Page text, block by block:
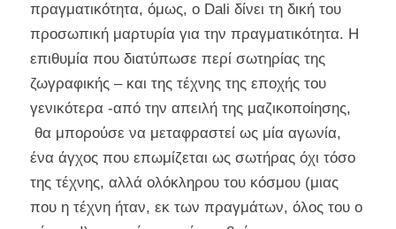
πραγματικότητα, όμως, ο Dali δίνει τη δική του
προσωπική μαρτυρία για την πραγματικότητα. Η
επιθυμία που διατύπωσε περί σωτηρίας της
ζωγραφικής – και της τέχνης της εποχής του
γενικότερα -από την απειλή της μαζικοποίησης,
θα μπορούσε να μεταφραστεί ως μία αγωνία,
ένα άγχος που επωμίζεται ως σωτήρας όχι τόσο
της τέχνης, αλλά ολόκληρου του κόσμου (μιας
που η τέχνη ήταν, εκ των πραγμάτων, όλος του ο